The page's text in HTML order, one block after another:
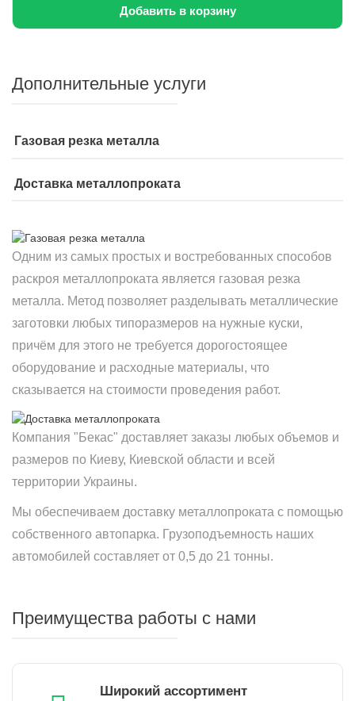
Добавить в корзину
Дополнительные услуги
Газовая резка металла
Доставка металлопроката
Одним из самых простых и востребованных способов
раскроя металлопроката является газовая резка
металла. Метод позволяет разделывать металлические
заготовки любых типоразмеров на нужные куски,
причём для этого не требуется дорогостоящее
оборудование и расходные материалы, что
сказывается на стоимости проведения работ.
Компания "Бекас" доставляет заказы любых объемов и
размеров по Киеву, Киевской области и всей
территории Украины.
Мы обеспечиваем доставку металлопроката с помощью
собственного автопарка. Грузоподъемность наших
автомобилей составляет от 0,5 до 21 тонны.
Преимущества работы с нами
Широкий ассортимент